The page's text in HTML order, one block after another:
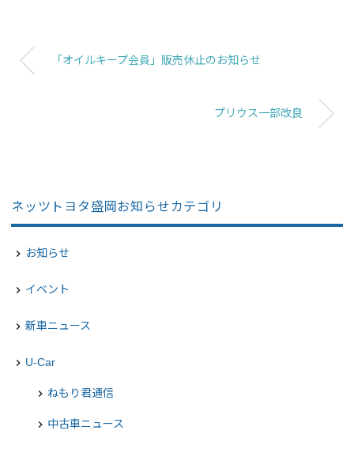
「オイルキープ会員」販売休止のお知らせ
プリウス一部改良
ネッツトヨタ盛岡お知らせカテゴリ
navigate_next お知らせ
navigate_next イベント
navigate_next 新車ニュース
navigate_next U-Car
chevron_right ねもり君通信
chevron_right 中古車ニュース